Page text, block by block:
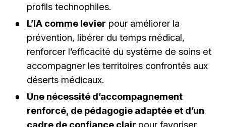
profils technophiles.
L’IA comme levier pour améliorer la
prévention, libérer du temps médical,
renforcer l’efficacité du système de soins et
accompagner les territoires confrontés aux
déserts médicaux.
Une nécessité d’accompagnement
renforcé, de pédagogie adaptée et d’un
cadre de confiance clair pour favoriser